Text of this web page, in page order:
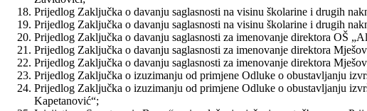
Prijedlog Zaključka o davanju saglasnosti na visinu školarine i drugih
Prijedlog Zaključka o davanju saglasnosti na visinu školarine i drugih
Prijedlog Zaključka o davanju saglasnosti za imenovanje direktora OŠ
Prijedlog Zaključka o davanju saglasnosti za imenovanje direktora
Prijedlog Zaključka o davanju saglasnosti za imenovanje direktora
Prijedlog Zaključka o izuzimanju od primjene Odluke o obustavljanju
Prijedlog Zaključka o izuzimanju od primjene Odluke o obustavljanju
Kapetanović“;